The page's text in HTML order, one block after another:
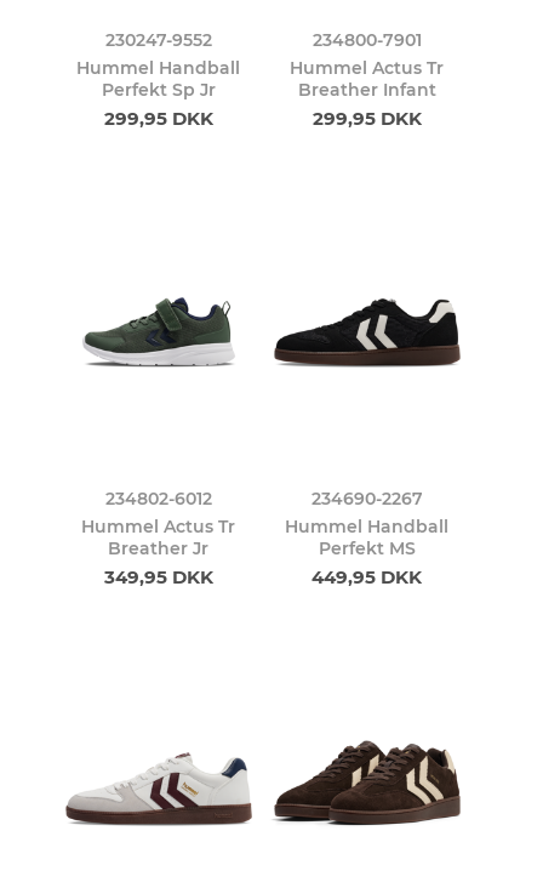
230247-9552
Hummel Handball
Perfekt Sp Jr
299,95 DKK
234800-7901
Hummel Actus Tr
Breather Infant
299,95 DKK
234802-6012
Hummel Actus Tr
Breather Jr
349,95 DKK
234690-2267
Hummel Handball
Perfekt MS
449,95 DKK